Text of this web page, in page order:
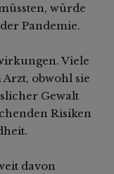
würde
Pandemie.
Viele
obwohl sie
Gewalt
Risiken
davon